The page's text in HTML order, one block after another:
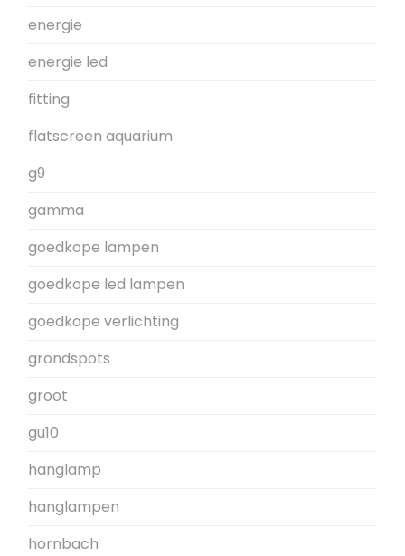
energie
energie led
fitting
flatscreen aquarium
g9
gamma
goedkope lampen
goedkope led lampen
goedkope verlichting
grondspots
groot
gu10
hanglamp
hanglampen
hornbach